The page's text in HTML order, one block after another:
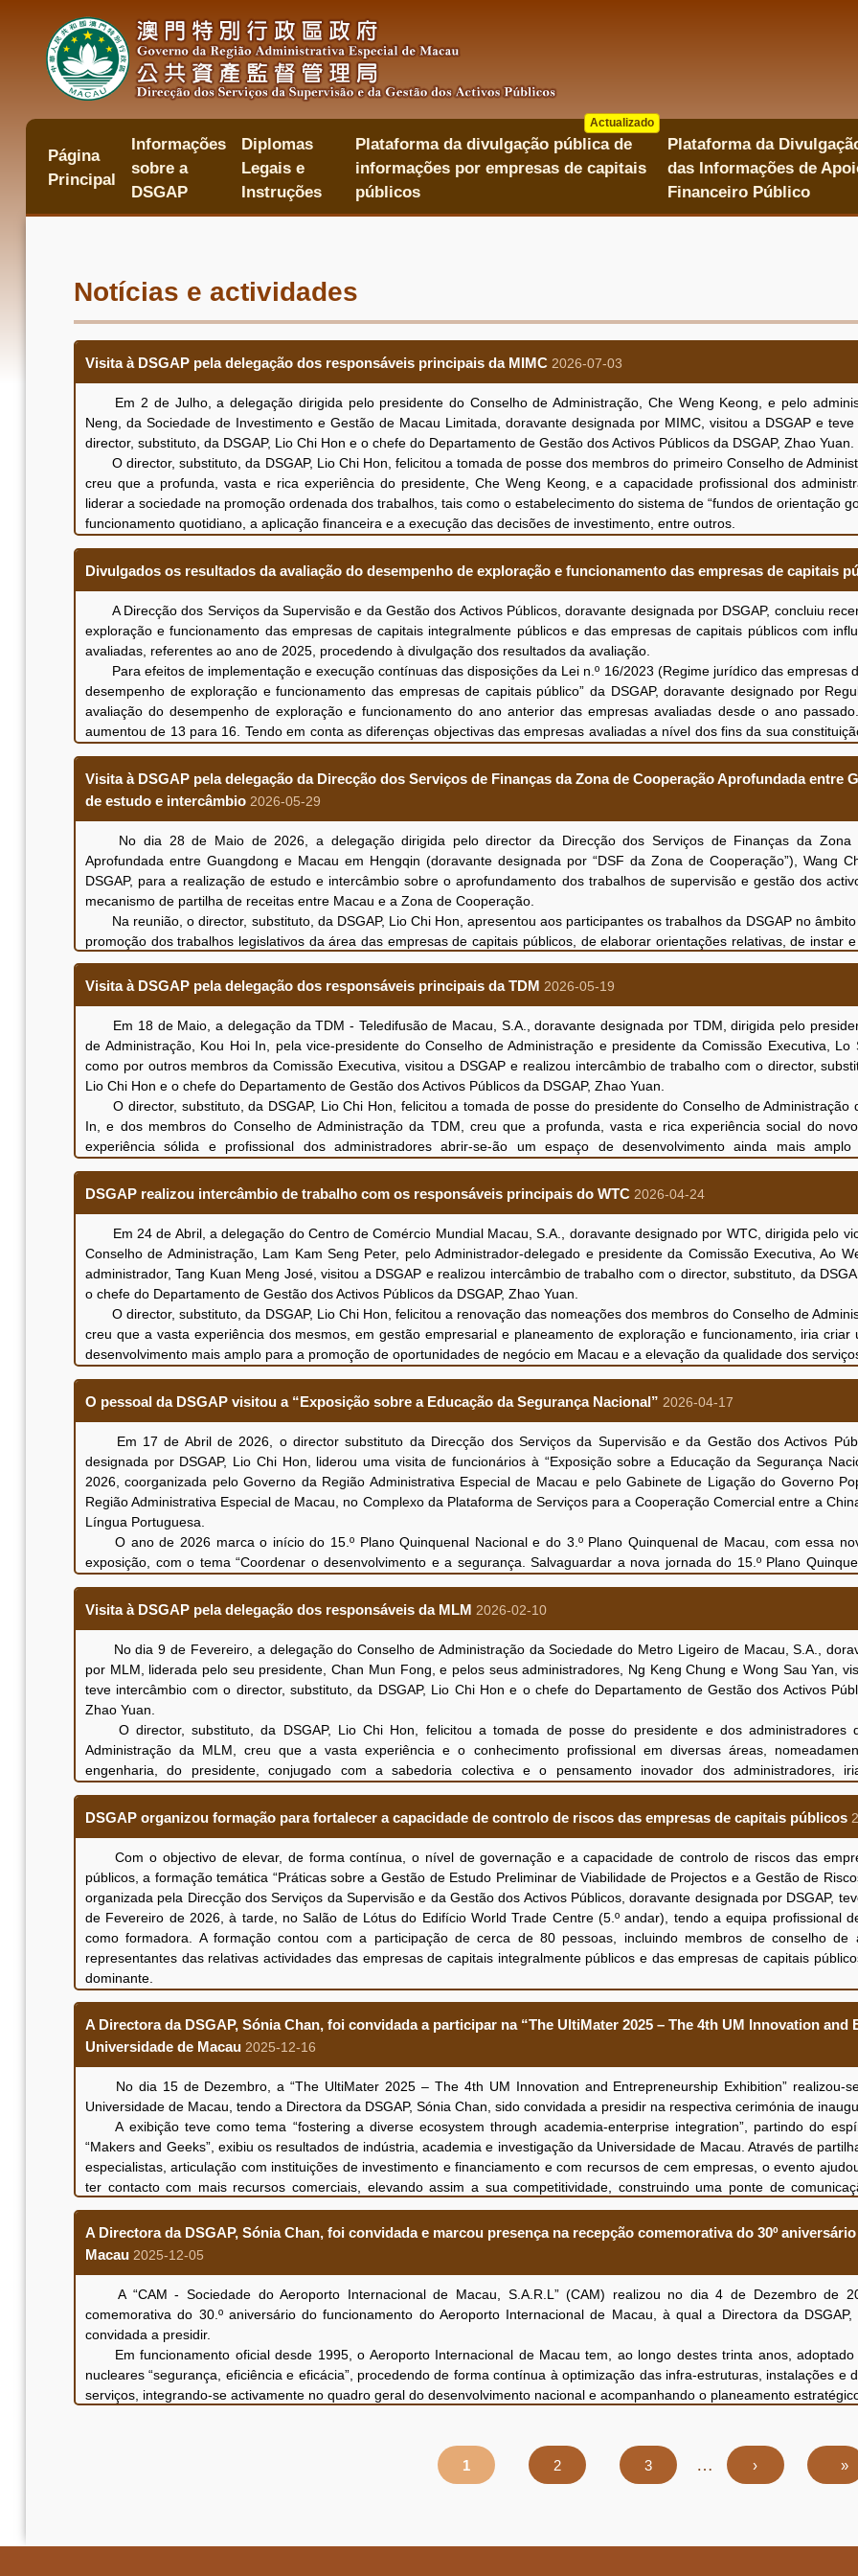
conteúdo
Página
Principal
Informações
sobre a
DSGAP
Diplomas
Legais e
Instruções
Plataforma da divulgação pública de
informações por empresas de capitais
públicos
Actualizado
Plataforma da
das Informações de
Financeiro Público
Notícias e actividades
Visita à DSGAP pela delegação dos responsáveis principais da MIMC 2026-07-03
Em 2 de Julho, a delegação dirigida pelo presidente do Conselho de Administração, Che Weng Keong, e pelo
Neng, da Sociedade de Investimento e Gestão de Macau Limitada, doravante designada por MIMC, visitou a DSGAP e
director, substituto, da DSGAP, Lio Chi Hon e o chefe do Departamento de Gestão dos Activos Públicos da DSGAP, Zhao Yuan.
O director, substituto, da DSGAP, Lio Chi Hon, felicitou a tomada de posse dos membros do primeiro Conselho de
creu que a profunda, vasta e rica experiência do presidente, Che Weng Keong, e a capacidade profissional dos
liderar a sociedade na promoção ordenada dos trabalhos, tais como o estabelecimento do sistema de “fundos de orientação
funcionamento quotidiano, a aplicação financeira e a execução das decisões de investimento, entre outros.
dado à MIMC durante o procedimento de constituição. A seguir, os participantes da reunião apresentaram o
trabalhos da equipa da MIMC após a sua constituição, referindo que a MIMC, como entidade gestora de “fundos
governamental”, actualmente, está a construir, de forma empenhada, planeamento e regimes internos. A MIMC empenhar-se-
os fundos de orientação a implementar, de forma ordenada, os objectivos políticos, tais como a modernização de
transformação de resultados científicos e tecnológicos e o desenvolvimento de empresas tecnológicas em fase inicial.
Ambas as partes trocaram opiniões e discutiram amplamente sobre o estabelecimento de regimes, o
actividades e o aperfeiçoamento contínuo da governação empresarial, entre outros, foram alcançados resultados positivos na
Divulgados os resultados da avaliação do desempenho de exploração e funcionamento das empresas de capitais
A Direcção dos Serviços da Supervisão e da Gestão dos Activos Públicos, doravante designada por DSGAP, concluiu
exploração e funcionamento das empresas de capitais integralmente públicos e das empresas de capitais públicos com
avaliadas, referentes ao ano de 2025, procedendo à divulgação dos resultados da avaliação.
Para efeitos de implementação e execução contínuas das disposições da Lei n.º 16/2023 (Regime jurídico das empresas
desempenho de exploração e funcionamento das empresas de capitais público” da DSGAP, doravante designado por
avaliação do desempenho de exploração e funcionamento do ano anterior das empresas avaliadas desde o ano
aumentou de 13 para 16. Tendo em conta as diferenças objectivas das empresas avaliadas a nível dos fins da sua
“empresa de indústria comercial” e de “empresa de empreendimento social”. Nos termos do Regulamento da avaliação,
empresa, a fim de reflectir, de forma direccionada, as exigências da avaliação de cada empresa em termos de
A DSGAP destacou que, de um modo geral, a exploração e o funcionamento das empresas avaliadas no ano de
promover e a assumir as respectivas responsabilidades nas áreas de garantia de serviço público, serviços relacionados
prioritários, entre outros. Noutro lado, em algumas empresas ainda se verificam margem para melhorias no controlo de
A DSGAP continuará a acompanhar a situação de exploração e funcionamento das empresas avaliadas e a instar as
reflectidas na avaliação, de modo a promover que as empresas de capitais públicos desempenhem um papel mais
Os respectivos resultados da avaliação foram já divulgados na “Plataforma da divulgação pública de informações por
do Regime jurídico das empresas de capitais públicos e do Regulamento da avaliação, podendo o público aceder à página
Visita à DSGAP pela delegação da Direcção dos Serviços de Finanças da Zona de Cooperação Aprofundada entre
de estudo e intercâmbio 2026-05-29
No dia 28 de Maio de 2026, a delegação dirigida pelo director da Direcção dos Serviços de Finanças da Zona
Aprofundada entre Guangdong e Macau em Hengqin (doravante designada por “DSF da Zona de Cooperação”), Wang
DSGAP, para a realização de estudo e intercâmbio sobre o aprofundamento dos trabalhos de supervisão e gestão dos
mecanismo de partilha de receitas entre Macau e a Zona de Cooperação.
Na reunião, o director, substituto, da DSGAP, Lio Chi Hon, apresentou aos participantes os trabalhos da DSGAP no
promoção dos trabalhos legislativos da área das empresas de capitais públicos, de elaborar orientações relativas, de instar
às empresas de capitais públicos sobre o estabelecimento dos regimes de governação interna, fiscalização e gestão
aperfeiçoamento da estrutura de governação, bem como realizar trabalhos de avaliação do desempenho de exploração e
desenvolvidos pelos serviços e entidades públicos, a colaboração em aperfeiçoar e optimizar os planos e procedimentos de
director da DSF da Zona de Cooperação, Wang Chenhui, por sua vez, apresentou a estrutura orgânica, o âmbito das
da gestão do desempenho financeiro e a situação geral do seu serviço.
De seguida, ambas as partes, em torno dos temas em causa e, em articulação empenhada com o “15.º Plano
“3.º Plano Quinquenal” da RAEM, bem como em alinhamento abrangente com o novo posicionamento estratégico de
partilharam as experiências de trabalho e reflexões com vista a aprofundar os mecanismos de supervisão dos activos
receitas entre Macau e a Zona de Cooperação, foram alcançados resultados positivos na reunião. No futuro, as duas
contacto estreito para explorar a possibilidade de estabelecer mecanismo de cooperação.
DSGAP, Zhao Yuan, da chefe da Divisão de Coordenação e Fiscalização de Apoio Financeiro, Chang Chi Hou, do subdirector
Visita à DSGAP pela delegação dos responsáveis principais da TDM 2026-05-19
Em 18 de Maio, a delegação da TDM - Teledifusão de Macau, S.A., doravante designada por TDM, dirigida pelo
de Administração, Kou Hoi In, pela vice-presidente do Conselho de Administração e presidente da Comissão Executiva, Lo
como por outros membros da Comissão Executiva, visitou a DSGAP e realizou intercâmbio de trabalho com o director,
Lio Chi Hon e o chefe do Departamento de Gestão dos Activos Públicos da DSGAP, Zhao Yuan.
O director, substituto, da DSGAP, Lio Chi Hon, felicitou a tomada de posse do presidente do Conselho de Administração
In, e dos membros do Conselho de Administração da TDM, creu que a profunda, vasta e rica experiência social do
experiência sólida e profissional dos administradores abrir-se-ão um espaço de desenvolvimento ainda mais
pública de maior qualidade e mais diversificados.
O presidente do Conselho de Administração da TDM, Kou Hoi In, agradeceu à DSGAP pelo apoio e pelas orientações
dado à TDM. De seguida, os participantes apresentaram, em conjunto, a situação recente de exploração e o planeamento de
futuro da TDM, referindo que a TDM, enquanto instituição de radiodifusão pública de Macau, enraíza-se em Macau através
televisão, rádio e multimédia, tendo desempenhado o seu papel social como instituição de serviços de radiodifusão
empenhadamente as suas responsabilidades sociais, aproveitado as suas condições de radiodifusão para proporcionar
mais diversificadas aos espectadores, e contribuir para a integração de Macau na conjuntura do desenvolvimento nacional,
reforço do intercâmbio e da partilha de informações entre Macau e o Interior da China, a Grande Baía Guangdong-Hong
particular, a Zona de Cooperação Aprofundada entre Guangdong e Macau em Hengqin. Em simultâneo, a TDM dedica-
cooperação e a difusão com os países de língua portuguesa e assumir o papel de plataforma de cooperação e de elo de
futuro, a TDM manter-se-á firme no seu papel de prestadora de serviços de radiodifusão pública de Macau, continuando a
Ambas as partes discutiram e trocaram opiniões sobre vários temas, tais como o futuro desenvolvimento
aperfeiçoamento contínuo da governação empresarial e o reforço da construção institucional, foram alcançados
reunião.
DSGAP realizou intercâmbio de trabalho com os responsáveis principais do WTC 2026-04-24
Em 24 de Abril, a delegação do Centro de Comércio Mundial Macau, S.A., doravante designado por WTC, dirigida pelo
Conselho de Administração, Lam Kam Seng Peter, pelo Administrador-delegado e presidente da Comissão Executiva, Ao
administrador, Tang Kuan Meng José, visitou a DSGAP e realizou intercâmbio de trabalho com o director, substituto, da
o chefe do Departamento de Gestão dos Activos Públicos da DSGAP, Zhao Yuan.
O director, substituto, da DSGAP, Lio Chi Hon, felicitou a renovação das nomeações dos membros do Conselho de
creu que a vasta experiência dos mesmos, em gestão empresarial e planeamento de exploração e funcionamento, iria criar
desenvolvimento mais amplo para a promoção de oportunidades de negócio em Macau e a elevação da qualidade dos
a mesma tem dado ao WTC. A seguir, os participantes na reunião apresentaram em conjunto a situação recente da
funcionamento das actividades e do planeamento de desenvolvimento do WTC, salientaram que a sociedade estaria a
os trabalhos de arrendamento e de manutenção das instalações do Edifício World Trade Center, a fim de fornecer
membro e ambiente de negócio aos utilizadores das fracções e instalações do edifício. Ao mesmo tempo, o Centro de
Comércio Macau, subordinado ao WTC, está a empenhar-se em prestar, nos termos da lei, serviços de arbitragem
relativos a infiltrações de água em edifícios e outros serviços de arbitragem e conciliação na resolução de litígios em matéria
celebrar acordo de cooperação com outras instituições de arbitragem exteriores para auxiliar as empresas na
transfronteiriços, ajudá-las a apanhar oportunidades de desenvolvimento na Grande Baía de Guangdong-Hong Kong-
contribuir para o desenvolvimento da diversificação adequada da economia de Macau. Noutro lado, o WTC está a estudar
aplicação do sistema electrónico “Livrete A.T.A”, com o objectivo de criar condições favoráveis ao desenvolvimento
Ambas as partes discutiram e trocaram opiniões sobre o desenvolvimento futuro das actividades da sociedade e o
O pessoal da DSGAP visitou a “Exposição sobre a Educação da Segurança Nacional” 2026-04-17
Em 17 de Abril de 2026, o director substituto da Direcção dos Serviços da Supervisão e da Gestão dos Activos
designada por DSGAP, Lio Chi Hon, liderou uma visita de funcionários à “Exposição sobre a Educação da Segurança
2026, coorganizada pelo Governo da Região Administrativa Especial de Macau e pelo Gabinete de Ligação do Governo
Região Administrativa Especial de Macau, no Complexo da Plataforma de Serviços para a Cooperação Comercial entre a
Língua Portuguesa.
O ano de 2026 marca o início do 15.º Plano Quinquenal Nacional e do 3.º Plano Quinquenal de Macau, com essa
exposição, com o tema “Coordenar o desenvolvimento e a segurança. Salvaguardar a nova jornada do 15.º Plano
do conceito geral da segurança nacional, bem como uma retrospectiva e um balanço dos resultados obtidos pelo País e por
da coordenação do desenvolvimento e da prática da segurança. O director substituto da DSGAP, Lio Chi Hon, e o
observaram atentamente o conteúdo, vídeos e materiais físicos da exposição, através da apresentação no local,
conhecimento sobre a situação da segurança nacional e a importância da defesa da segurança nacional.
Ao mesmo tempo, a delegação dirigida pelo director substituto da DSGAP, Lio Chi Hon, apreciou as obras premiadas
composição e do concurso de vídeo de curta-metragem, subordinadas ao tema “A inteligência artificial a proteger a
obras, ricas e diversificadas, através de uma análise profunda e expressões criativas feitas por palavras e imagens,
diferentes perspectivas, o sentido de responsabilidade e o potencial dos jovens de Macau em matéria da
desenvolvimento de ciência e tecnologia.
A visita da exposição e a apreciação dos vídeos aprofundaram o entendimento do conteúdo e do significado ricos
exercício ordinário das funções.
Visita à DSGAP pela delegação dos responsáveis da MLM 2026-02-10
No dia 9 de Fevereiro, a delegação do Conselho de Administração da Sociedade do Metro Ligeiro de Macau, S.A.,
por MLM, liderada pelo seu presidente, Chan Mun Fong, e pelos seus administradores, Ng Keng Chung e Wong Sau Yan,
teve intercâmbio com o director, substituto, da DSGAP, Lio Chi Hon e o chefe do Departamento de Gestão dos Activos
Zhao Yuan.
O director, substituto, da DSGAP, Lio Chi Hon, felicitou a tomada de posse do presidente e dos administradores
Administração da MLM, creu que a vasta experiência e o conhecimento profissional em diversas áreas,
engenharia, do presidente, conjugado com a sabedoria colectiva e o pensamento inovador dos administradores,
forma contínua, serviços de trânsito sobre carris seguros, convenientes, estáveis e viáveis.
O presidente do Conselho de Administração da MLM, Chan Mun Fong, agradeceu à DSGAP pelas orientações e pelo
tem dado à MLM, apresentando o planeamento dos projectos de construção desenvolvidos recentemente pela MLM e a
trabalhos da fase seguinte. Ambas as partes discutiram e trocaram opiniões sobre a optimização contínua da gestão interna e
desempenho de exploração e funcionamento, foram obtidos resultados positivos.
DSGAP organizou formação para fortalecer a capacidade de controlo de riscos das empresas de capitais públicos
Com o objectivo de elevar, de forma contínua, o nível de governação e a capacidade de controlo de riscos das
públicos, a formação temática “Práticas sobre a Gestão de Estudo Preliminar de Viabilidade de Projectos e a Gestão de
organizada pela Direcção dos Serviços da Supervisão e da Gestão dos Activos Públicos, doravante designada por DSGAP,
de Fevereiro de 2026, à tarde, no Salão de Lótus do Edifício World Trade Centre (5.º andar), tendo a equipa profissional
como formadora. A formação contou com a participação de cerca de 80 pessoas, incluindo membros de conselho de
representantes das relativas actividades das empresas de capitais integralmente públicos e das empresas de capitais
dominante.
aproveitamento das finanças públicas, o estudo preliminar de viabilidade de projecto e a avaliação de riscos são as bases
garantir a qualidade das decisões de investimento público e realizar a reservação e a valorização dos activos. A presente
empresarial, nas 4 peças-chave do estudo de viabilidade, na identificação prospectiva de riscos e nas estratégias de controlo
outros. Através da partilha de experiências práticas e do intercâmbio com os participantes, os formadores reforçaram, por
a capacidade de entendimento e aplicação sobre o estudo preliminar de viabilidade de projecto e o controlo de riscos. A
efeitos previstos devido a um conteúdo diversificado e pragmático.
A Directora da DSGAP, Sónia Chan, foi convidada a participar na “The UltiMater 2025 – The 4th UM Innovation
Universidade de Macau 2025-12-16
No dia 15 de Dezembro, a “The UltiMater 2025 – The 4th UM Innovation and Entrepreneurship Exhibition” realizou-
Universidade de Macau, tendo a Directora da DSGAP, Sónia Chan, sido convidada a presidir na respectiva cerimónia de
A exibição teve como tema “fostering a diverse ecosystem through academia-enterprise integration”, partindo do
“Makers and Geeks”, exibiu os resultados de indústria, academia e investigação da Universidade de Macau. Através de
especialistas, articulação com instituições de investimento e financiamento e com recursos de cem empresas, o evento
ter contacto com mais recursos comerciais, elevando assim a sua competitividade, construindo uma ponte de
ecossistema de transformação de resultados e a cooperação intersetorial, promovendo a transformação de resultados
desenvolvimento de indústrias emergentes.
A Directora da DSGAP, Sónia Chan, foi convidada e marcou presença na recepção comemorativa do 30º
Macau 2025-12-05
A “CAM - Sociedade do Aeroporto Internacional de Macau, S.A.R.L” (CAM) realizou no dia 4 de Dezembro de
comemorativa do 30.º aniversário do funcionamento do Aeroporto Internacional de Macau, à qual a Directora da
convidada a presidir.
Em funcionamento oficial desde 1995, o Aeroporto Internacional de Macau tem, ao longo destes trinta anos, adoptado
nucleares “segurança, eficiência e eficácia”, procedendo de forma contínua à optimização das infra‑estruturas, instalações e
serviços, integrando-se activamente no quadro geral do desenvolvimento nacional e acompanhando o planeamento
fundamental que liga Macau ao mundo, sendo a CAM encarregada das responsabilidades de assegurar a segurança da
Página
1 Página
2 Página
3 …
Próxima
página
›
Última
página
»